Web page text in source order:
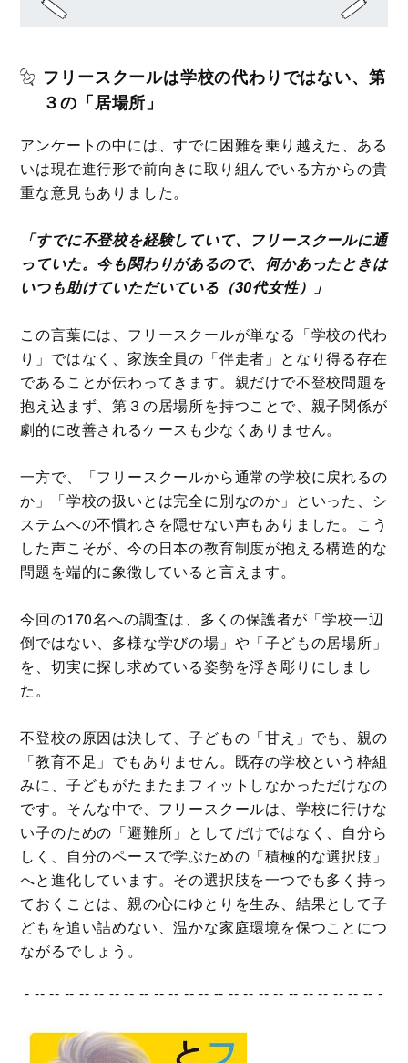
フリースクールは学校の代わりではない、第
３の「居場所」
アンケートの中には、すでに困難を乗り越えた、ある
いは現在進行形で前向きに取り組んでいる方からの貴
重な意見もありました。
「すでに不登校を経験していて、フリースクールに通
っていた。今も関わりがあるので、何かあったときは
いつも助けていただいている（30代女性）」
この言葉には、フリースクールが単なる「学校の代わ
り」ではなく、家族全員の「伴走者」となり得る存在
であることが伝わってきます。親だけで不登校問題を
抱え込まず、第３の居場所を持つことで、親子関係が
劇的に改善されるケースも少なくありません。
一方で、「フリースクールから通常の学校に戻れるの
か」「学校の扱いとは完全に別なのか」といった、シ
ステムへの不慣れさを隠せない声もありました。こう
した声こそが、今の日本の教育制度が抱える構造的な
問題を端的に象徴していると言えます。
今回の170名への調査は、多くの保護者が「学校一辺
倒ではない、多様な学びの場」や「子どもの居場所」
を、切実に探し求めている姿勢を浮き彫りにしまし
た。
不登校の原因は決して、子どもの「甘え」でも、親の
「教育不足」でもありません。既存の学校という枠組
みに、子どもがたまたまフィットしなかっただけなの
です。そんな中で、フリースクールは、学校に行けな
い子のための「避難所」としてだけではなく、自分ら
しく、自分のペースで学ぶための「積極的な選択肢」
へと進化しています。その選択肢を一つでも多く持っ
ておくことは、親の心にゆとりを生み、結果として子
どもを追い詰めない、温かな家庭環境を保つことにつ
ながるでしょう。
- -- -- -- -- -- -- -- -- -- -- -- -- -- -- -- -- -- -- -- -- -- -- -- -